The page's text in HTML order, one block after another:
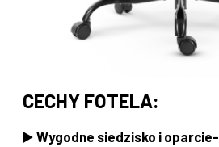
CECHY FOTELA:
▶️ Wygodne siedzisko i oparcie-